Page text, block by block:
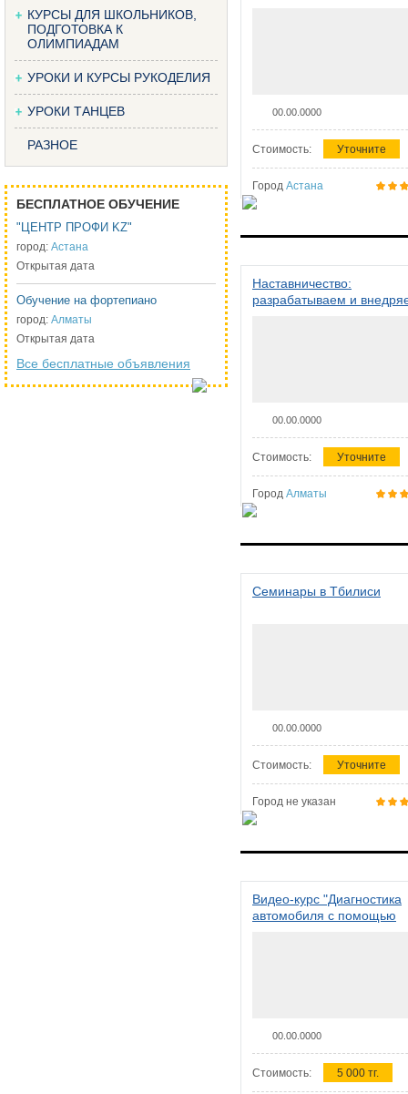
КУРСЫ ДЛЯ ШКОЛЬНИКОВ,
ПОДГОТОВКА К
ОЛИМПИАДАМ
УРОКИ И КУРСЫ РУКОДЕЛИЯ
УРОКИ ТАНЦЕВ
РАЗНОЕ
БЕСПЛАТНОЕ ОБУЧЕНИЕ
"ЦЕНТР ПРОФИ KZ"
город: Астана
Открытая дата
Обучение на фортепиано
город: Алматы
Открытая дата
Все бесплатные объявления
00.00.0000
Стоимость: Уточните
Город Астана
Наставничество:
разрабатываем и
00.00.0000
Стоимость: Уточните
Город Алматы
Семинары в Тбилиси
00.00.0000
Стоимость: Уточните
Город не указан
Видео-курс "Диагностика
автомобиля с помощью
00.00.0000
Стоимость: 5 000 тг.